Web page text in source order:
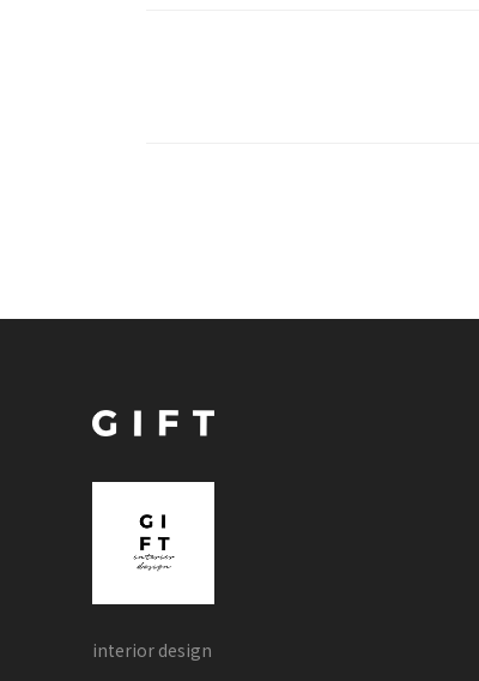
interior design